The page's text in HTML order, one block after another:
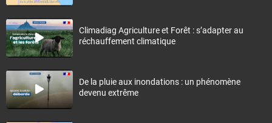
Climadiag Agriculture et Forêt : s’adapter au
réchauffement climatique
De la pluie aux inondations : un phénomène
devenu extrême